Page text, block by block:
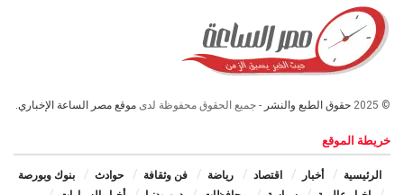
© 2025 حقوق الطبع والنشر - جميع الحقوق محفوظة لدى موقع مصر الساعة الإخباري.
خريطة الموقع
الرئيسية أخبار اقتصاد رياضة فن وثقافة حوادث
بنوك وبورصة